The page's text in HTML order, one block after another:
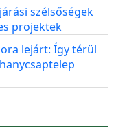
szélsőségek
projektek
lejárt: Így térül